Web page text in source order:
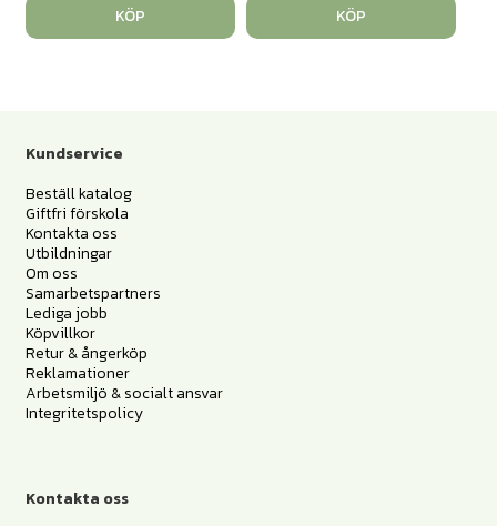
KÖP KÖP
Kundservice
Beställ katalog
Giftfri förskola
Kontakta oss
Utbildningar
Om oss
Samarbetspartners
Lediga jobb
Köpvillkor
Retur & ångerköp
Reklamationer
Arbetsmiljö & socialt ansvar
Integritetspolicy
Kontakta oss